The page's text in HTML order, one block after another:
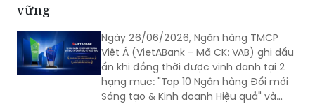
vững
Ngày 26/06/2026, Ngân hàng TMCP
Việt Á (VietABank - Mã CK: VAB) ghi dấu
ấn khi đồng thời được vinh danh tại 2
hạng mục: "Top 10 Ngân hàng Đổi mới
Sáng tạo & Kinh doanh Hiệu quả" và